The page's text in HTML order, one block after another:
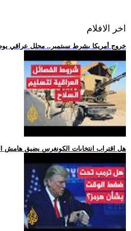
اخر الافلام
.. خروج أمريكا بشرط سبتمبر.. محلل عراقي
.. هل اقتراب انتخابات الكونغرس يضيق هامش